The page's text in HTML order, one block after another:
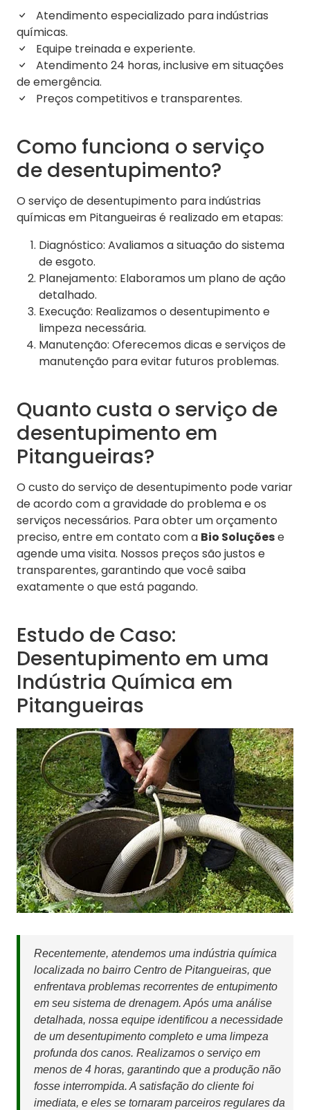
Atendimento especializado para indústrias
químicas.
Equipe treinada e experiente.
Atendimento 24 horas, inclusive em situações
de emergência.
Preços competitivos e transparentes.
Como funciona o serviço
de desentupimento?
O serviço de desentupimento para indústrias
químicas em Pitangueiras é realizado em etapas:
Diagnóstico: Avaliamos a situação do sistema
de esgoto.
Planejamento: Elaboramos um plano de ação
detalhado.
Execução: Realizamos o desentupimento e
limpeza necessária.
Manutenção: Oferecemos dicas e serviços de
manutenção para evitar futuros problemas.
Quanto custa o serviço de
desentupimento em
Pitangueiras?
O custo do serviço de desentupimento pode variar
de acordo com a gravidade do problema e os
serviços necessários. Para obter um orçamento
preciso, entre em contato com a Bio Soluçõese
agende uma visita. Nossos preços são justos e
transparentes, garantindo que você saiba
exatamente o que está pagando.
Estudo de Caso:
Desentupimento em uma
Indústria Química em
Pitangueiras
Recentemente, atendemos uma indústria química
localizada no bairro Centro de Pitangueiras, que
enfrentava problemas recorrentes de entupimento
em seu sistema de drenagem. Após uma análise
detalhada, nossa equipe identificou a necessidade
de um desentupimento completo e uma limpeza
profunda dos canos. Realizamos o serviço em
menos de 4 horas, garantindo que a produção não
fosse interrompida. A satisfação do cliente foi
imediata, e eles se tornaram parceiros regulares da